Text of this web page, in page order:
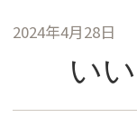
2024年4月28日
い